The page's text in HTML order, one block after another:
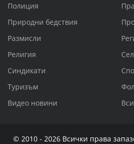
Полиция
Природни бедствия
Размисли
Религия
Синдикати
Туризъм
Видео новини
© 2010 - 2026 Всички права